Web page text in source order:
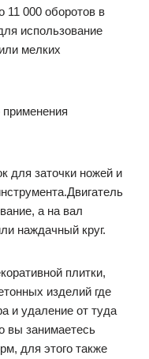
11 000 оборотов в
использование
мелких
для заточки ножей и
а на вал
наждачный круг.
плитки,
изделий где
и удаление от туда
вы занимаетесь
для этого также